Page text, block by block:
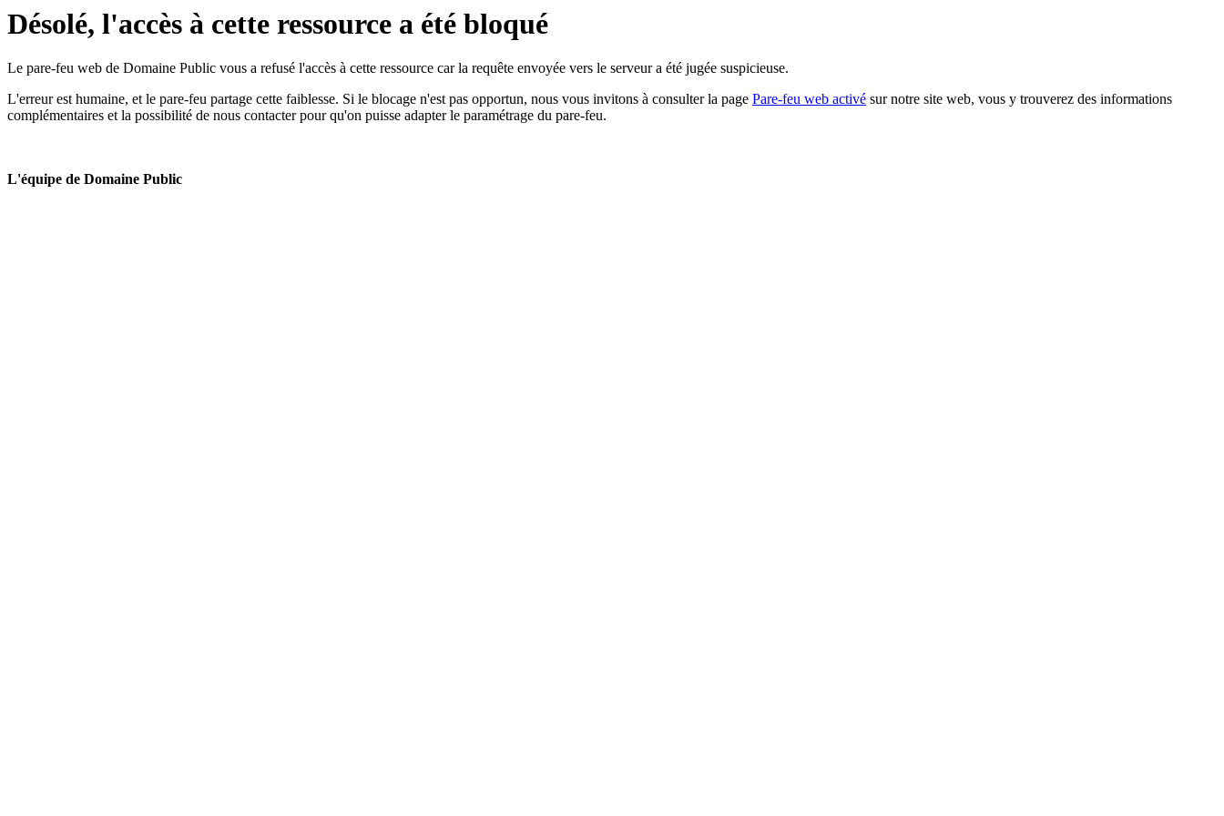
Désolé, l'accès à cette ressource a été bloqué
Le pare-feu web de Domaine Public vous a refusé l'accès à cette ressource car la requête envoyée vers le serveur a été jugée suspicieuse.
L'erreur est humaine, et le pare-feu partage cette faiblesse. Si le blocage n'est pas opportun, nous vous invitons à consulter la page Pare-feu web activé sur notre site web, vous y trouverez des informations
complémentaires et la possibilité de nous contacter pour qu'on puisse adapter le paramétrage du pare-feu.
L'équipe de Domaine Public